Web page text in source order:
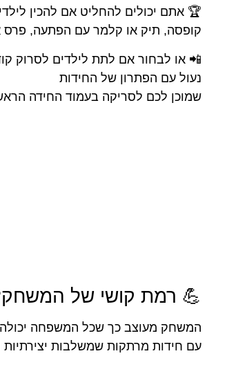
🏆 אתם יכולים להחליט אם להכין
קופסה, תיק או קלמר עם הפתעה, פרס
📲 או לבחור אם לתת לילדים לסרוק
נעול עם הפתרון של החידות
שמוכן לכם לסריקה בעמוד החידה
💪 רמת קושי של
המשחק מעוצב כך שכל המשפחה יכולה
עם חידות מרתקות שמשלבות יצירתיות